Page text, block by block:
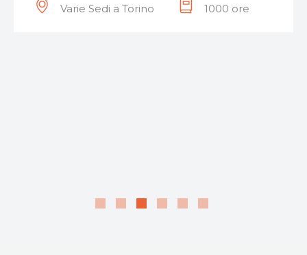
Varie Sedi a Torino 1000 ore